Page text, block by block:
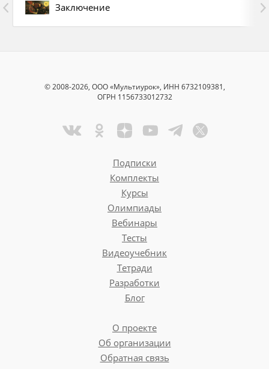
Заключение
© 2008-2026, ООО «Мультиурок», ИНН 6732109381,
ОГРН 1156733012732
Подписки
Комплекты
Курсы
Олимпиады
Вебинары
Тесты
Видеоучебник
Тетради
Разработки
Блог
О проекте
Об организации
Обратная связь